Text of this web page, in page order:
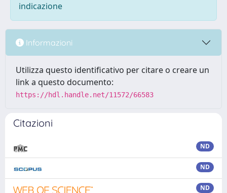
indicazione
Informazioni
Utilizza questo identificativo per citare o creare un
link a questo documento:
https://hdl.handle.net/11572/66583
Citazioni
ND
ND
ND